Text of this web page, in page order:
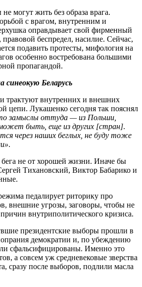
могут жить без образа врага.
с врагом, внутренним и
оправдывает свой фирменный
беспредел, насилие. Сейчас,
подавить протесты, мифология на
особенно востребована большими
пропагандой.
синеокую Беларусь
трактуют внутренних и внешних
цепи. Лукашенко сегодня так пояснял
замыслы оттуда — из Польши,
быть, еще из других [стран].
через наших беглых, не буду тоже
.
не от хорошей жизни. Иначе бы
Тихановский, Виктор Бабарико и
педалирует риторику про
внешние угрозы, заговоры, чтобы не
внутриполитического кризиса.
президентские выборы прошли в
демократии и, по убеждению
сфальсифицированы. Именно это
а совсем уж средневековые зверства
сразу после выборов, подлили масла